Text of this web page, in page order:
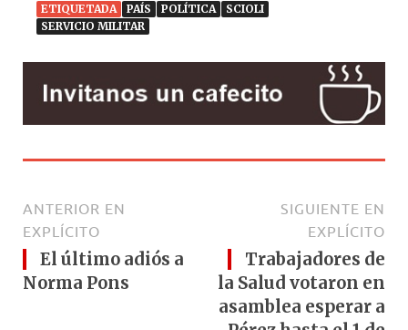
ETIQUETADA PAÍS POLÍTICA
SCIOLI
SERVICIO MILITAR
ANTERIOR EN
EXPLÍCITO
El último adiós a
Norma Pons
SIGUIENTE EN
EXPLÍCITO
Trabajadores de
la Salud votaron en
asamblea esperar a